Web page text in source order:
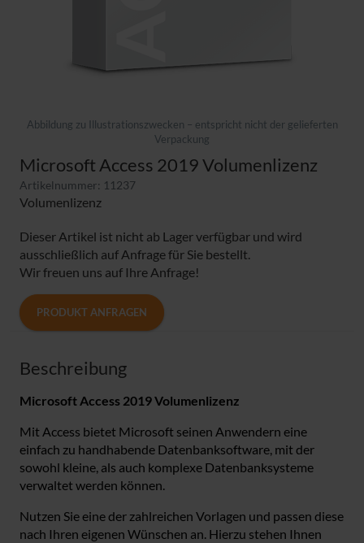
Abbildung zu Illustrationszwecken – entspricht nicht der gelieferten
Verpackung
Microsoft Access 2019 Volumenlizenz
Artikelnummer: 11237
Volumenlizenz
Dieser Artikel ist nicht ab Lager verfügbar und wird
ausschließlich auf Anfrage für Sie bestellt.
Wir freuen uns auf Ihre Anfrage!
PRODUKT ANFRAGEN
Beschreibung
Microsoft Access 2019 Volumenlizenz
Mit Access bietet Microsoft seinen Anwendern eine
einfach zu handhabende Datenbanksoftware, mit der
sowohl kleine, als auch komplexe Datenbanksysteme
verwaltet werden können.
Nutzen Sie eine der zahlreichen Vorlagen und passen diese
nach Ihren eigenen Wünschen an. Hierzu stehen Ihnen